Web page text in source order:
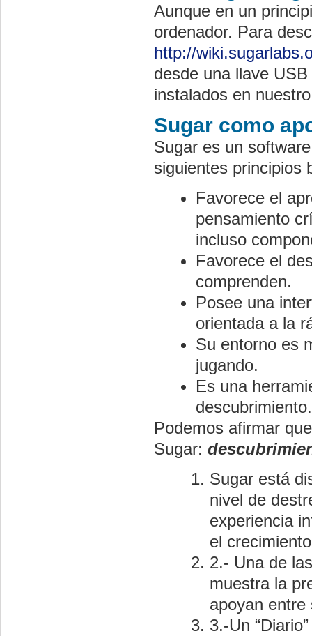
Aunque en un
ordenador. Para
http://
desde una llave
instalados en
Sugar como
Sugar es un
siguientes principios
Favorece el
pensamiento
incluso
Favorece el
comprenden.
Posee una
orientada a la
Su entorno es
jugando.
Es una
descubrimiento.
Podemos afirmar
Sugar:
Sugar está
nivel de
experiencia
el
2.- Una de
muestra la
apoyan
3.-Un